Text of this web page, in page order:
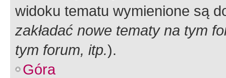
widoku tematu wymienione są
zakładać nowe tematy na tym
tym forum, itp.).
Góra